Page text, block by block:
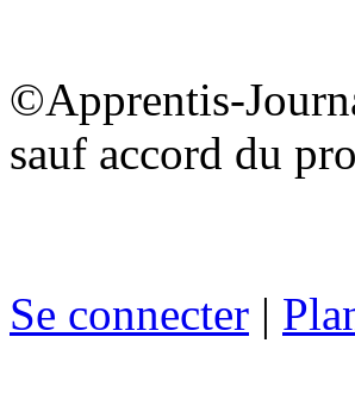
©Apprentis-
sauf accord du
Se connecter |